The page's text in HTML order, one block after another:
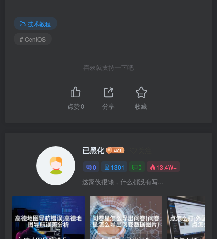
技术教程
# CentOS
喜欢就支持一下吧
点赞0 分享 收藏
已黑化
0 1301 0 13.4W+
这家伙很懒，什么都没有写...